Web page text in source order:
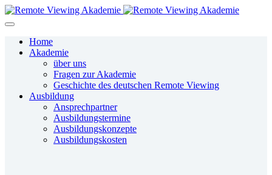
Home
Akademie
über uns
Fragen zur Akademie
Geschichte des deutschen Remote Viewing
Ausbildung
Ansprechpartner
Ausbildungstermine
Ausbildungskonzepte
Ausbildungskosten